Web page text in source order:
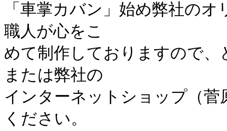
「車掌カバン」始め弊社の
職人が心をこ
めて制作しておりますので
または弊社の
インターネットショップ（
ください。